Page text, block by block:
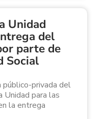
Unidad
del
parte de
Social
público-privada del
Unidad para las
la entrega